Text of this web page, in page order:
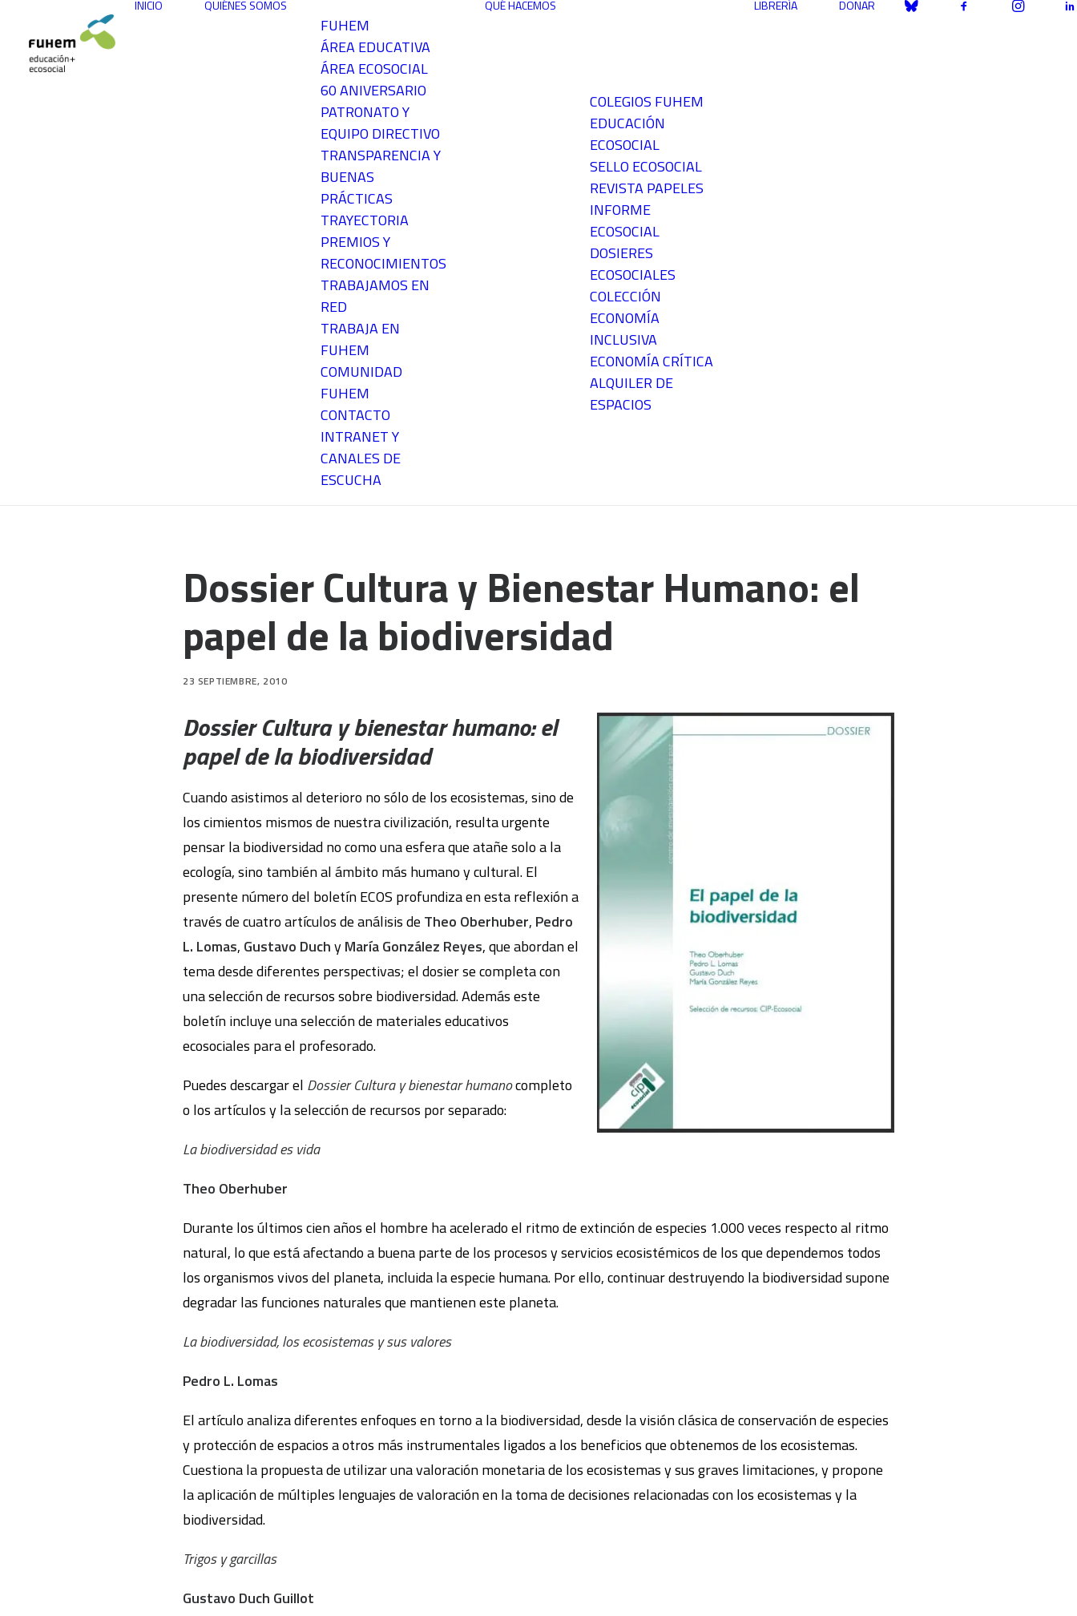
INICIO QUIÉNES SOMOS
FUHEM
ÁREA EDUCATIVA
ÁREA ECOSOCIAL
60 ANIVERSARIO
PATRONATO Y
EQUIPO DIRECTIVO
TRANSPARENCIA Y
BUENAS
PRÁCTICAS
TRAYECTORIA
PREMIOS Y
RECONOCIMIENTOS
TRABAJAMOS EN
RED
TRABAJA EN
FUHEM
COMUNIDAD
FUHEM
CONTACTO
INTRANET Y
CANALES DE
ESCUCHA
QUÉ HACEMOS
COLEGIOS FUHEM
EDUCACIÓN
ECOSOCIAL
SELLO ECOSOCIAL
REVISTA PAPELES
INFORME
ECOSOCIAL
DOSIERES
ECOSOCIALES
COLECCIÓN
ECONOMÍA
INCLUSIVA
ECONOMÍA CRÍTICA
ALQUILER DE
ESPACIOS
LIBRERÍA DONAR
Dossier Cultura y Bienestar Humano: el
papel de la biodiversidad
23 SEPTIEMBRE, 2010
Dossier Cultura y bienestar humano: el
papel de la biodiversidad
Cuando asistimos al deterioro no sólo de los ecosistemas, sino de
los cimientos mismos de nuestra civilización, resulta urgente
pensar la biodiversidad no como una esfera que atañe solo a la
ecología, sino también al ámbito más humano y cultural. El
presente número del boletín ECOS profundiza en esta reflexión a
través de cuatro artículos de análisis de Theo Oberhuber, Pedro
L. Lomas, Gustavo DuchyMaría González Reyes, que abordan el
tema desde diferentes perspectivas; el dosier se completa con
una selección de recursos sobre biodiversidad. Además este
boletín incluye una selección de materiales educativos
ecosociales para el profesorado.
Puedes descargar el Dossier Cultura y bienestar humanocompleto
o los artículos y la selección de recursos por separado:
La biodiversidad es vida
Theo Oberhuber
Durante los últimos cien años el hombre ha acelerado el ritmo de extinción de especies 1.000 veces respecto al ritmo
natural, lo que está afectando a buena parte de los procesos y servicios ecosistémicos de los que dependemos todos
los organismos vivos del planeta, incluida la especie humana. Por ello, continuar destruyendo la biodiversidad supone
degradar las funciones naturales que mantienen este planeta.
La biodiversidad, los ecosistemas y sus valores
Pedro L. Lomas
El artículo analiza diferentes enfoques en torno a la biodiversidad, desde la visión clásica de conservación de especies
y protección de espacios a otros más instrumentales ligados a los beneficios que obtenemos de los ecosistemas.
Cuestiona la propuesta de utilizar una valoración monetaria de los ecosistemas y sus graves limitaciones, y propone
la aplicación de múltiples lenguajes de valoración en la toma de decisiones relacionadas con los ecosistemas y la
biodiversidad.
Trigos y garcillas
Gustavo Duch Guillot